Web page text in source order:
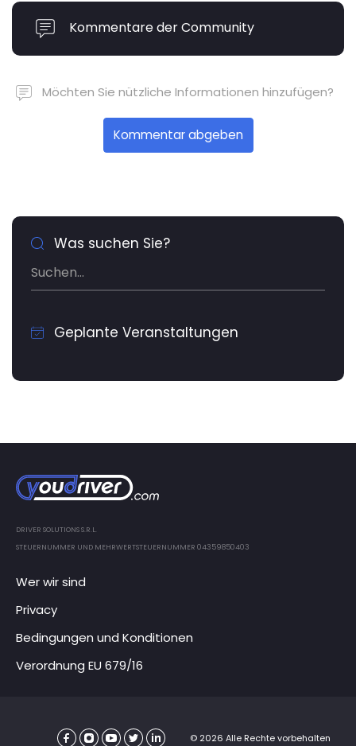
Kommentare der Community
Möchten Sie nützliche Informationen hinzufügen?
Kommentar abgeben
Was suchen Sie?
Geplante Veranstaltungen
DRIVER SOLUTIONS S.R.L.
STEUERNUMMER UND MEHRWERTSTEUERNUMMER 04359850403
Wer wir sind
Privacy
Bedingungen und Konditionen
Verordnung EU 679/16
© 2026 Alle Rechte vorbehalten